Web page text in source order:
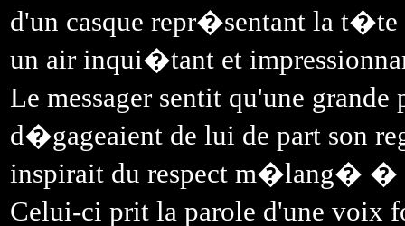
d'un casque repr�sentant la
un air inqui�tant et
Le messager sentit qu'une
d�gageaient de lui de part son
inspirait du respect m�lang� �
Celui-ci prit la parole d'une voix